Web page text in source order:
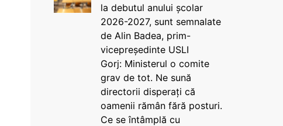
la debutul anului școlar
2026-2027, sunt semnalate
de Alin Badea, prim-
vicepreședinte USLI
Gorj: Ministerul o comite
grav de tot. Ne sună
directorii disperați că
oamenii rămân fără posturi.
Ce se întâmplă cu